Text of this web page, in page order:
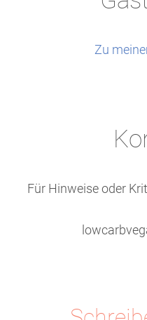
Zu
Für Hinweise oder